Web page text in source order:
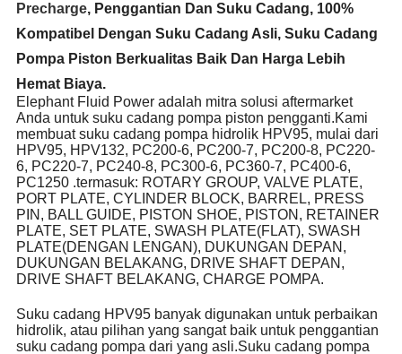
Precharge, Penggantian Dan Suku Cadang, 100%
Kompatibel Dengan Suku Cadang Asli, Suku Cadang
Pompa Piston Berkualitas Baik Dan Harga Lebih
Hemat Biaya.
Elephant Fluid Power adalah mitra solusi aftermarket
Anda untuk suku cadang pompa piston pengganti.Kami
membuat suku cadang pompa hidrolik HPV95, mulai dari
HPV95, HPV132, PC200-6, PC200-7, PC200-8, PC220-
6, PC220-7, PC240-8, PC300-6, PC360-7, PC400-6,
PC1250 .termasuk: ROTARY GROUP, VALVE PLATE,
PORT PLATE, CYLINDER BLOCK, BARREL, PRESS
PIN, BALL GUIDE, PISTON SHOE, PISTON, RETAINER
PLATE, SET PLATE, SWASH PLATE(FLAT), SWASH
PLATE(DENGAN LENGAN), DUKUNGAN DEPAN,
DUKUNGAN BELAKANG, DRIVE SHAFT DEPAN,
DRIVE SHAFT BELAKANG, CHARGE POMPA.
Suku cadang HPV95 banyak digunakan untuk perbaikan
hidrolik, atau pilihan yang sangat baik untuk penggantian
suku cadang pompa dari yang asli.Suku cadang pompa